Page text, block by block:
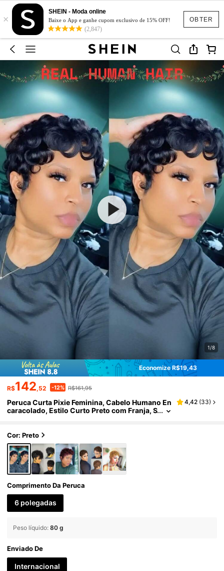
OBTER
×
SHEIN - Moda online
Baixe o App e ganhe cupom exclusivo de 15% OFF!
(2,847)
1/8
Economize R$19,43
R$142,52 -12% R$161,95
Peruca Curta Pixie Feminina, Cabelo Humano En
caracolado, Estilo Curto Preto com Franja, S
Presente Ideal para Entes Queridos, Amigos, Fa
mília ou Uso Diário
4,42 (33)
Cor: Preto
Comprimento Da Peruca
6 polegadas
Peso líquido: 80 g
Enviado De
Internacional